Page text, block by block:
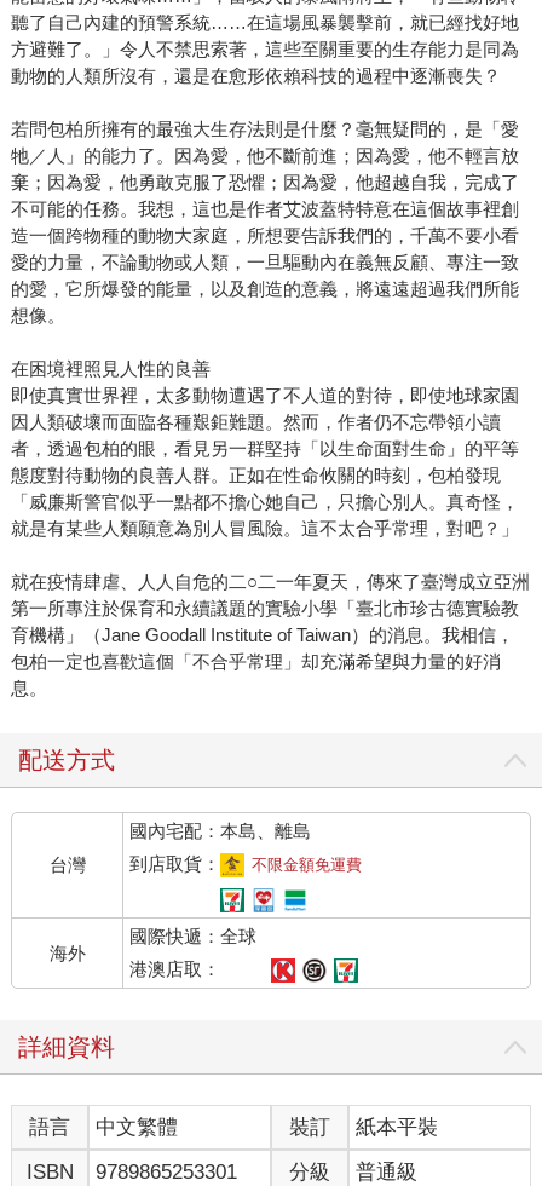
聽了自己內建的預警系統……在這場風暴襲擊前，就已經找好地
方避難了。」令人不禁思索著，這些至關重要的生存能力是同為
動物的人類所沒有，還是在愈形依賴科技的過程中逐漸喪失？
若問包柏所擁有的最強大生存法則是什麼？毫無疑問的，是「愛
牠／人」的能力了。因為愛，他不斷前進；因為愛，他不輕言放
棄；因為愛，他勇敢克服了恐懼；因為愛，他超越自我，完成了
不可能的任務。我想，這也是作者艾波蓋特特意在這個故事裡創
造一個跨物種的動物大家庭，所想要告訴我們的，千萬不要小看
愛的力量，不論動物或人類，一旦驅動內在義無反顧、專注一致
的愛，它所爆發的能量，以及創造的意義，將遠遠超過我們所能
想像。
在困境裡照見人性的良善
即使真實世界裡，太多動物遭遇了不人道的對待，即使地球家園
因人類破壞而面臨各種艱鉅難題。然而，作者仍不忘帶領小讀
者，透過包柏的眼，看見另一群堅持「以生命面對生命」的平等
態度對待動物的良善人群。正如在性命攸關的時刻，包柏發現
「威廉斯警官似乎一點都不擔心她自己，只擔心別人。真奇怪，
就是有某些人類願意為別人冒風險。這不太合乎常理，對吧？」
就在疫情肆虐、人人自危的二○二一年夏天，傳來了臺灣成立亞洲
第一所專注於保育和永續議題的實驗小學「臺北市珍古德實驗教
育機構」（Jane Goodall Institute of Taiwan）的消息。我相信，
包柏一定也喜歡這個「不合乎常理」却充滿希望與力量的好消
息。
配送方式
台灣
國內宅配：本島、離島
到店取貨：
不限金額免運費
海外
國際快遞：全球
港澳店取：
詳細資料
語言 中文繁體 裝訂
紙本平裝
ISBN
9789865253301 分級 普通級